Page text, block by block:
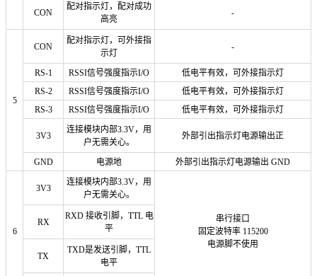
CON
配对指示灯，配对成功
高亮
-
5
CON
配对指示灯，可外接指
示灯
-
RS-1 RSSI信号强度指示I/O
低电平有效，可外接指示灯
RS-2
RSSI信号强度指示I/O
低电平有效，可外接指示灯
RS-3
RSSI信号强度指示I/O 低电平有效，可外接指示灯
3V3
连接模块内部3.3V，用
户无需关心。
外部引出指示灯电源输出正
GND 电源地 外部引出指示灯电源输出 GND
6
3V3
连接模块内部3.3V，用
户无需关心。
串行接口
固定波特率 115200
电源脚不使用
RX
RXD 接收引脚，TTL 电
平
TX
TXD是发送引脚，TTL
电平